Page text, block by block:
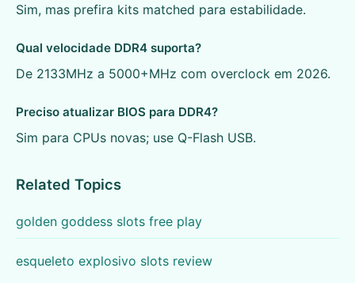
Sim, mas prefira kits matched para estabilidade.
Qual velocidade DDR4 suporta?
De 2133MHz a 5000+MHz com overclock em 2026.
Preciso atualizar BIOS para DDR4?
Sim para CPUs novas; use Q-Flash USB.
Related Topics
golden goddess slots free play
esqueleto explosivo slots review